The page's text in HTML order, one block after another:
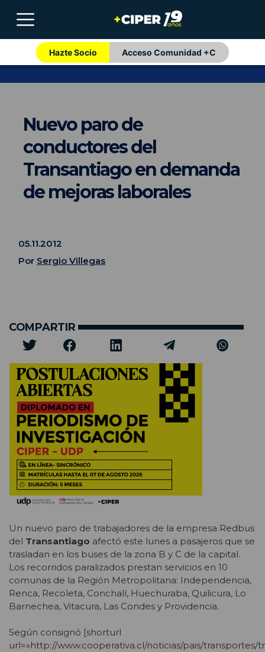
Hazte Socio Acceso Comunidad +C
Nuevo paro de
conductores del
Transantiago en demanda
de mejoras laborales
05.11.2012
Por Sergio Villegas
COMPARTIR
Un nuevo paro de trabajadores de la empresa Redbus
del Transantiago afectó este lunes a pasajeros que se
trasladan en los buses de la zona B y C de la capital.
Los recorridos paralizados prestan servicios en 10
comunas de la Región Metropolitana: Independencia,
Renca, Recoleta, Conchalí, Huechuraba, Quilicura, Lo
Barnechea, Vitacura, Las Condes y Providencia.
Según consignó [shorturl
url=»http://www.cooperativa.cl/noticias/pais/transportes/